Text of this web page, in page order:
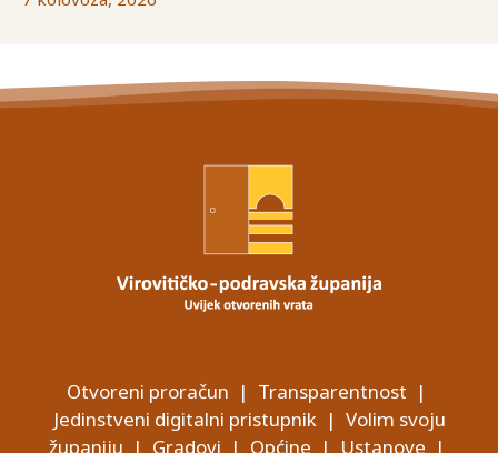
Otvoreni proračun | Transparentnost |
Jedinstveni digitalni pristupnik| Volim svoju
županiju | Gradovi | Općine | Ustanove |